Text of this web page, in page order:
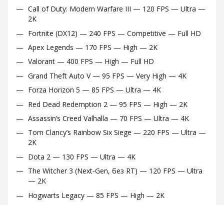
Call of Duty: Modern Warfare III — 120 FPS — Ultra —
2K
Fortnite (DX12) — 240 FPS — Competitive — Full HD
Apex Legends — 170 FPS — High — 2K
Valorant — 400 FPS — High — Full HD
Grand Theft Auto V — 95 FPS — Very High — 4K
Forza Horizon 5 — 85 FPS — Ultra — 4K
Red Dead Redemption 2 — 95 FPS — High — 2K
Assassin’s Creed Valhalla — 70 FPS — Ultra — 4K
Tom Clancy’s Rainbow Six Siege — 220 FPS — Ultra —
2K
Dota 2 — 130 FPS — Ultra — 4K
The Witcher 3 (Next-Gen, без RT) — 120 FPS — Ultra
— 2K
Hogwarts Legacy — 85 FPS — High — 2K